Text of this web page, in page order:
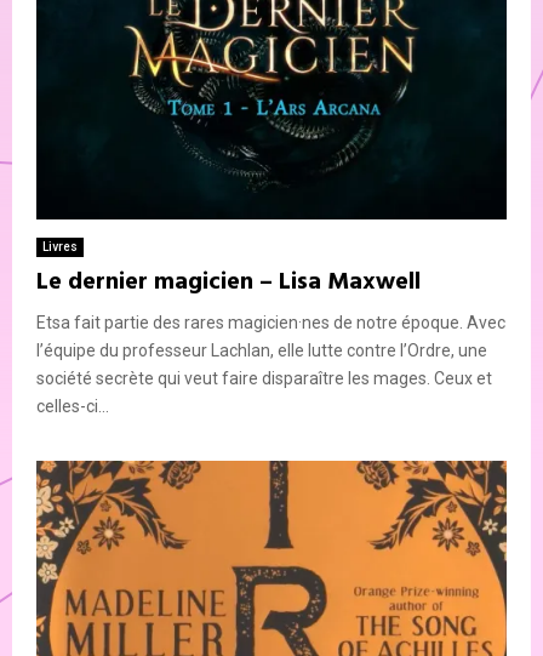
Livres
Le dernier magicien – Lisa Maxwell
Etsa fait partie des rares magicien·nes de notre époque. Avec
l’équipe du professeur Lachlan, elle lutte contre l’Ordre, une
société secrète qui veut faire disparaître les mages. Ceux et
celles-ci...